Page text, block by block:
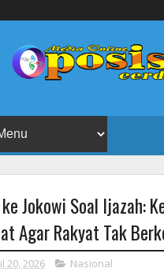
Jokowi Soal Ijazah:
Agar Rakyat Tak
20, 2026 Nasional